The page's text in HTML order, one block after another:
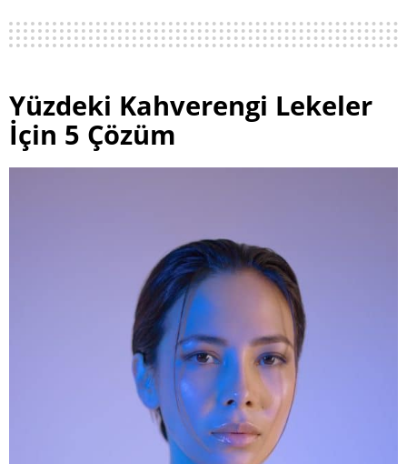
Yüzdeki Kahverengi Lekeler
İçin 5 Çözüm